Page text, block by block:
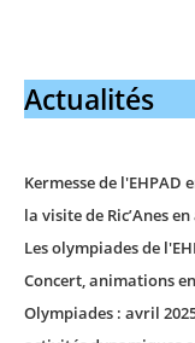
Actualités
Kermesse de l'EHPAD
la visite de Ric’Anes
Les olympiades de
Concert, animations
Olympiades : avril